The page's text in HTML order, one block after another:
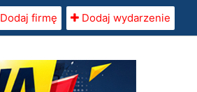
Dodaj firmę Dodaj wydarzenie